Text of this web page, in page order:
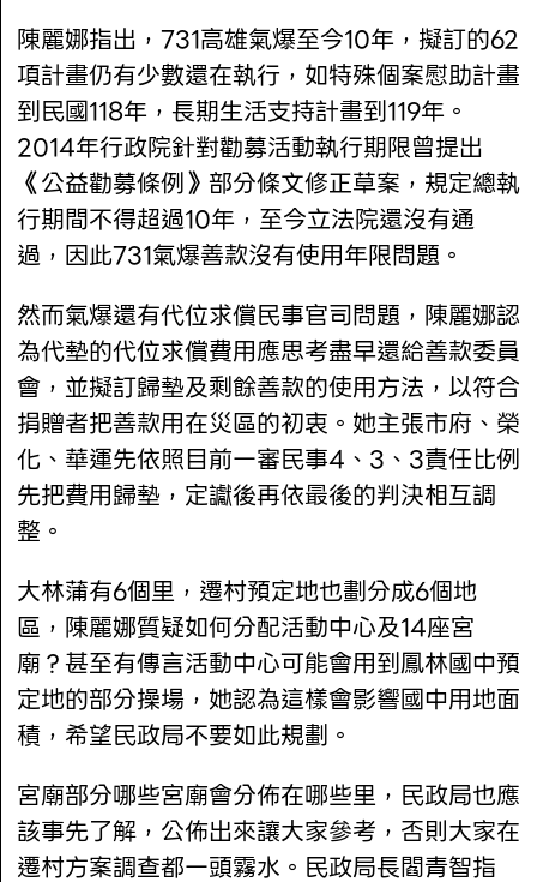
陳麗娜指出，731高雄氣爆至今10年，擬訂的62
項計畫仍有少數還在執行，如特殊個案慰助計畫
到民國118年，長期生活支持計畫到119年。
2014年行政院針對勸募活動執行期限曾提出
《公益勸募條例》部分條文修正草案，規定總執
行期間不得超過10年，至今立法院還沒有通
過，因此731氣爆善款沒有使用年限問題。
然而氣爆還有代位求償民事官司問題，陳麗娜認
為代墊的代位求償費用應思考盡早還給善款委員
會，並擬訂歸墊及剩餘善款的使用方法，以符合
捐贈者把善款用在災區的初衷。她主張市府、榮
化、華運先依照目前一審民事4、3、3責任比例
先把費用歸墊，定讞後再依最後的判決相互調
整。
大林蒲有6個里，遷村預定地也劃分成6個地
區，陳麗娜質疑如何分配活動中心及14座宮
廟？甚至有傳言活動中心可能會用到鳳林國中預
定地的部分操場，她認為這樣會影響國中用地面
積，希望民政局不要如此規劃。
宮廟部分哪些宮廟會分佈在哪些里，民政局也應
該事先了解，公佈出來讓大家參考，否則大家在
遷村方案調查都一頭霧水。民政局長閻青智指